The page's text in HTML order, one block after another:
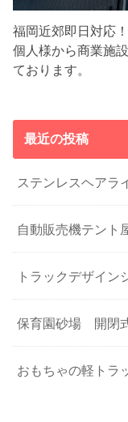
福岡近郊即日対応！
個人様から商業施
ております。
最近の投稿
ステンレスヘアラ
自動販売機テント
トラックデザイン
保育園砂場 開閉
おもちゃの軽トラ